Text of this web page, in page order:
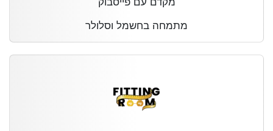
מתמחה בחשמל וסלולר